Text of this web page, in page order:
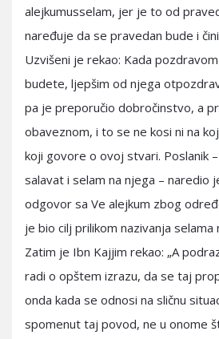
alejkumusselam, jer je to od
naređuje da se pravedan bude i
Uzvišeni je rekao: Kada
budete, ljepšim od njega
pa je preporučio dobročinstvo, a
obaveznom, i to se ne kosi ni na
koji govore o ovoj stvari. Poslanik
salavat i selam na njega – naredio
odgovor sa Ve alejkum zbog
je bio cilj prilikom nazivanja selama
Zatim je Ibn Kajjim rekao: „A
radi o opštem izrazu, da se taj
onda kada se odnosi na sličnu
spomenut taj povod, ne u onome